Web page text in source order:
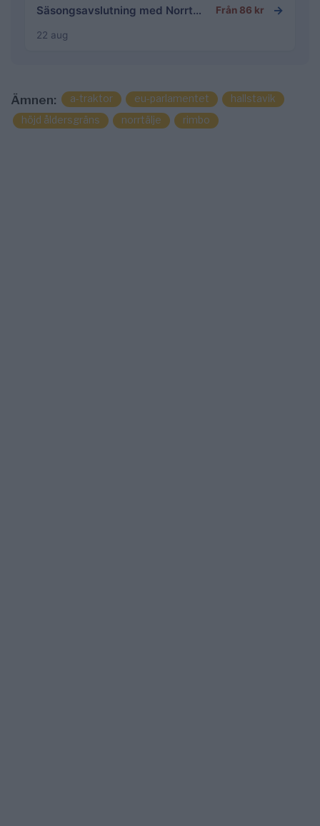
Säsongsavslutning med Norrtälje fotbollsgolf
22 aug
Från 86 kr →
Ämnen: a-traktor eu-parlamentet
hallstavik
höjd åldersgräns
norrtälje rimbo